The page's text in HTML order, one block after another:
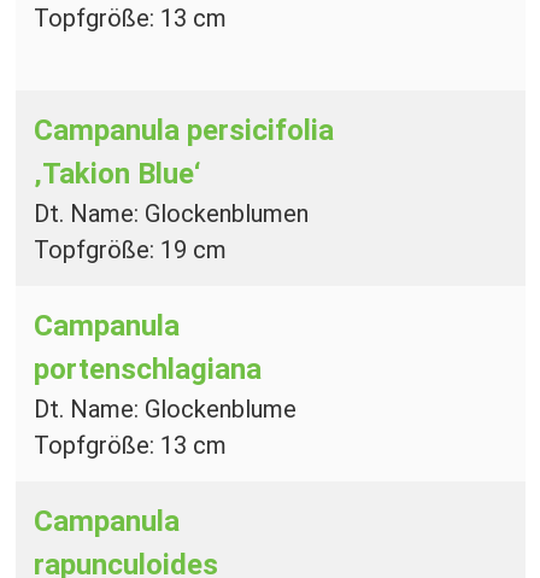
Topfgröße: 13 cm
Campanula persicifolia
‚Takion Blue‘
Dt. Name: Glockenblumen
Topfgröße: 19 cm
Campanula
portenschlagiana
Dt. Name: Glockenblume
Topfgröße: 13 cm
Campanula
rapunculoides